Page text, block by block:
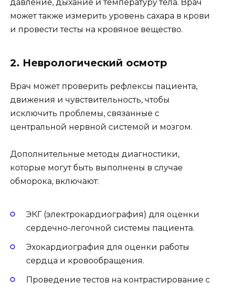
давление, дыхание и температуру тела. Врач
может также измерить уровень сахара в крови
и провести тесты на кровяное вещество.
2. Неврологический осмотр
Врач может проверить рефлексы пациента,
движения и чувствительность, чтобы
исключить проблемы, связанные с
центральной нервной системой и мозгом.
Дополнительные методы диагностики,
которые могут быть выполнены в случае
обморока, включают:
ЭКГ (электрокардиография) для оценки
сердечно-легочной системы пациента.
Эхокардиография для оценки работы
сердца и кровообращения.
Проведение тестов на контрастирование с